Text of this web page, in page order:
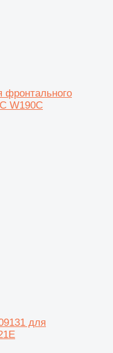
фронтального
W190C
для